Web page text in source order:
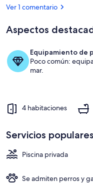
Ver 1 comentario
Aspectos
Equipamiento de
Poco común:
mar.
4 habitaciones
Servicios populares
Piscina privada
Se admiten perros y